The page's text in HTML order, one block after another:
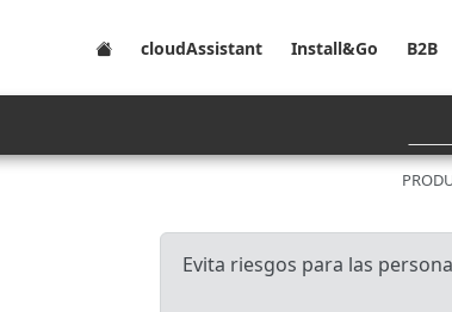
cloudAssistant Install&Go B2B
Evita riesgos para las